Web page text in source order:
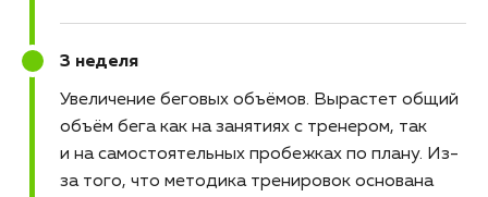
3 неделя
Увеличение беговых объёмов
Вырастет общий
объём бега как на занятиях с тренером, так
и на самостоятельных пробежках по плану. Из-
за того, что методика тренировок основана